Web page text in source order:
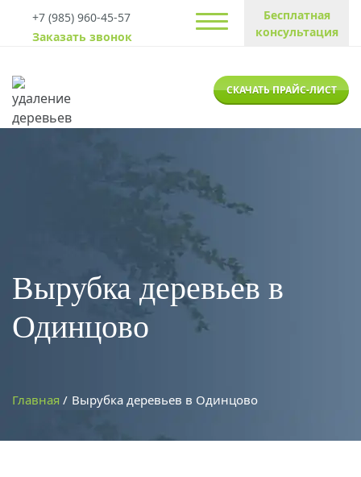
+7 (985) 960-45-57
Заказать звонок
Бесплатная
консультация
СКАЧАТЬ ПРАЙС-ЛИСТ
Вырубка деревьев в
Одинцово
Главная Вырубка деревьев в Одинцово